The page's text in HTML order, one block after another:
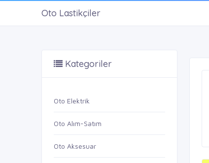
Oto Lastikçiler
Kategoriler
Oto Elektrik
Oto Alım-Satım
Oto Aksesuar